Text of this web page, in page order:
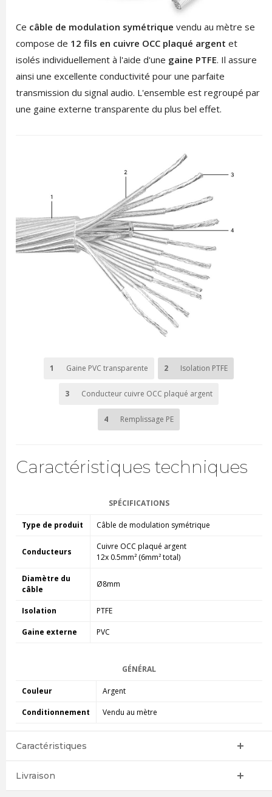
Ce câble de modulation symétrique vendu au mètre se
compose de 12 fils en cuivre OCC plaqué argent et
isolés individuellement à l'aide d'une gaine PTFE. Il assure
ainsi une excellente conductivité pour une parfaite
transmission du signal audio. L'ensemble est regroupé par
une gaine externe transparente du plus bel effet.
1 Gaine PVC transparente 2 Isolation PTFE
3 Conducteur cuivre OCC plaqué argent
4 Remplissage PE
Caractéristiques techniques
SPÉCIFICATIONS
Type de produit Câble de modulation symétrique
Conducteurs
Cuivre OCC plaqué argent
12x 0.5mm² (6mm² total)
Diamètre du
câble
Ø8mm
Isolation PTFE
Gaine externe PVC
GÉNÉRAL
Couleur Argent
Conditionnement Vendu au mètre
Caractéristiques
Livraison